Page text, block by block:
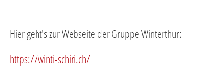
Hier geht's zur Webseite der Gruppe Winterthur:
https://winti-schiri.ch/